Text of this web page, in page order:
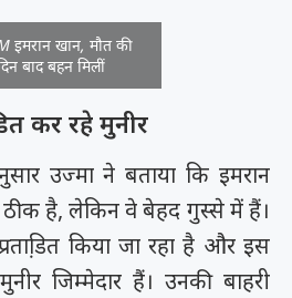
इमरान खान, मौत की
बाद बहन मिलीं
कर रहे मुनीर
उज्मा ने बताया कि इमरान
है, लेकिन वे बेहद गुस्से में हैं।
किया जा रहा है और इस
जिम्मेदार हैं। उनकी बाहरी